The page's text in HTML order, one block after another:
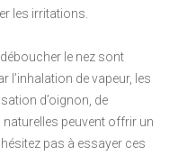
les irritations.
le nez sont
l’inhalation de vapeur, les
d’oignon, de
peuvent offrir un
pas à essayer ces